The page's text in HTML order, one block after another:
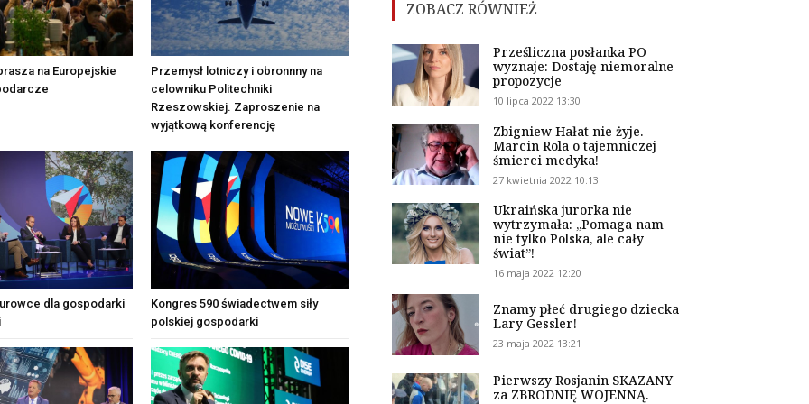
na Europejskie
Przemysł lotniczy i obronnny na
celowniku Politechniki
Rzeszowskiej. Zaproszenie na
wyjątkową konferencję
dla gospodarki
Kongres 590 świadectwem siły
polskiej gospodarki
ZOBACZ RÓWNIEŻ
Prześliczna posłanka PO
wyznaje: Dostaję niemoralne
propozycje
10 lipca 2022 13:30
Zbigniew Hałat nie żyje.
Marcin Rola o tajemniczej
śmierci medyka!
27 kwietnia 2022 10:13
Ukraińska jurorka nie
wytrzymała: „Pomaga nam
nie tylko Polska, ale cały
świat”!
16 maja 2022 12:20
Znamy płeć drugiego dziecka
Lary Gessler!
23 maja 2022 13:21
Pierwszy Rosjanin SKAZANY
za ZBRODNIĘ WOJENNĄ.